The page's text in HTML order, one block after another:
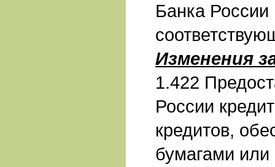
Банка
Изменения
1.422
России
кредитов,
бумагами